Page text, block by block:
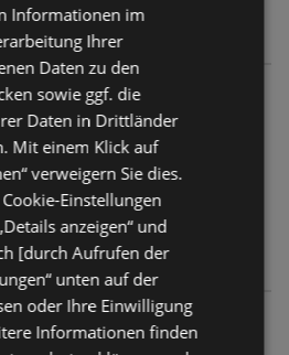
Informationen im
Ihrer
Daten zu den
sowie ggf. die
Daten in Drittländer
Mit einem Klick auf
verweigern Sie dies.
Einstellungen
anzeigen“ und
[durch Aufrufen der
unten auf der
oder Ihre Einwilligung
Informationen finden